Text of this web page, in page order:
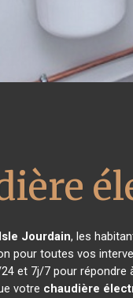
Jourdain, les
pour toutes vos
et 7j/7 pour
votre chaudière